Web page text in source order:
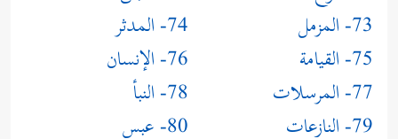
73- المزمل
74- المدثر
75- القيامة
76- الإنسان
77- المرسلات
78- النبأ
79- النازعات
80- عبس